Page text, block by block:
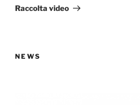
successivo
Raccolta video
NEWS